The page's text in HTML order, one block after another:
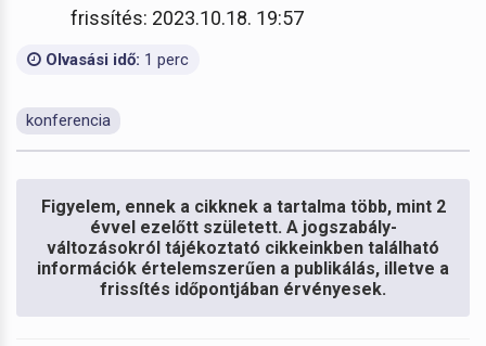
frissítés: 2023.10.18. 19:57
Olvasási idő: 1 perc
konferencia
Figyelem, ennek a cikknek a tartalma több, mint 2
évvel ezelőtt született. A jogszabály-
változásokról tájékoztató cikkeinkben található
információk értelemszerűen a publikálás, illetve a
frissítés időpontjában érvényesek.